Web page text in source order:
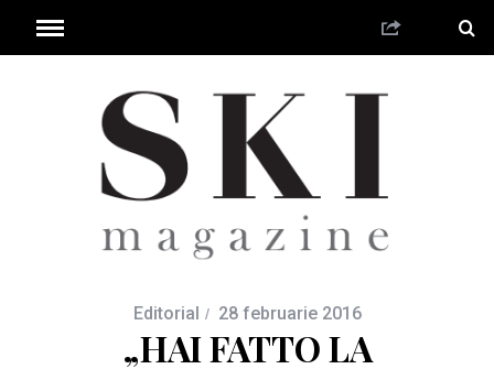
Editorial 28 februarie 2016
„HAI FATTO LA